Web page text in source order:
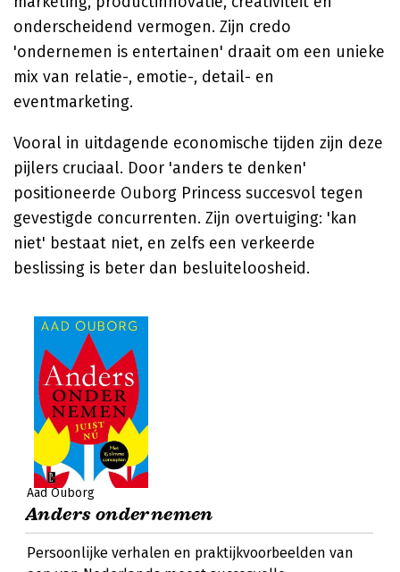
onderscheidend vermogen. Zijn credo
'ondernemen is entertainen' draait om een unieke
mix van relatie-, emotie-, detail- en
eventmarketing.
Vooral in uitdagende economische tijden zijn deze
pijlers cruciaal. Door 'anders te denken'
positioneerde Ouborg Princess succesvol tegen
gevestigde concurrenten. Zijn overtuiging: 'kan
niet' bestaat niet, en zelfs een verkeerde
beslissing is beter dan besluiteloosheid.
Aad Ouborg
Anders ondernemen
Persoonlijke verhalen en praktijkvoorbeelden van